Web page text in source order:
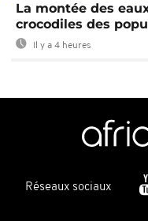
La montée des
crocodiles des
Il y a 4 heures
Réseaux sociaux